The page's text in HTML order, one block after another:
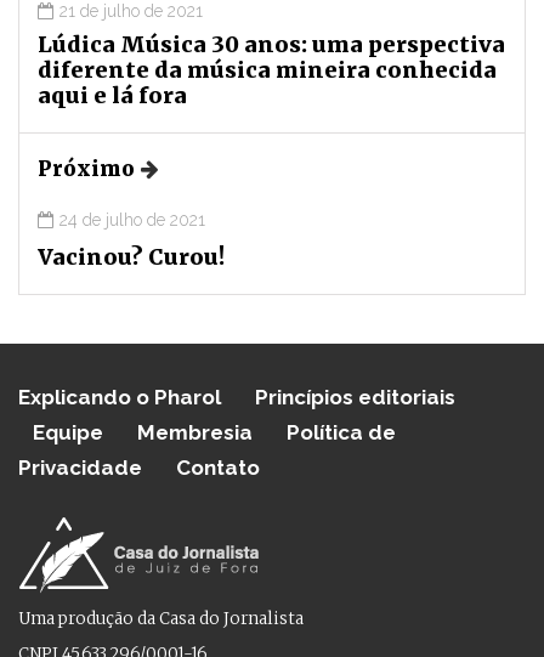
21 de julho de 2021
Lúdica Música 30 anos: uma perspectiva
diferente da música mineira conhecida
aqui e lá fora
Próximo
24 de julho de 2021
Vacinou? Curou!
Explicando o Pharol
Princípios editoriais
Equipe
Membresia
Política de
Privacidade
Contato
Uma produção da Casa do Jornalista